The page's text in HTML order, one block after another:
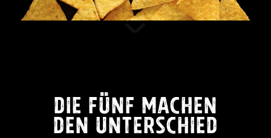
DIE FÜNF MACHEN
DEN UNTERSCHIED